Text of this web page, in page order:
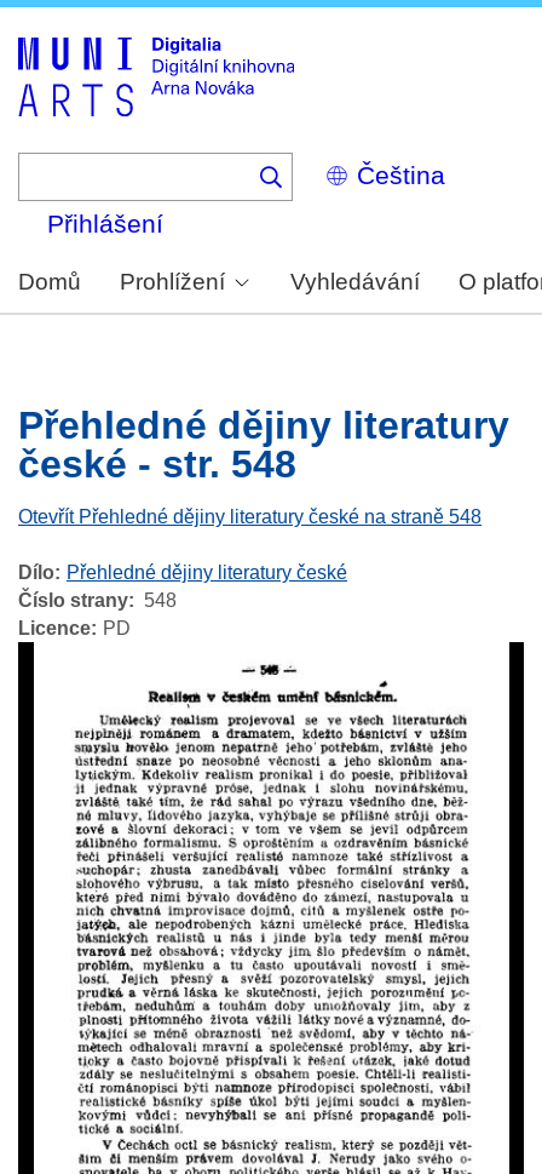
Select
your
Přihlášení
Domů Prohlížení Vyhledávání O
Přehledné dějiny literatury
české - str. 548
Otevřít Přehledné dějiny literatury české na straně 548
Dílo
Přehledné dějiny literatury české
Číslo strany
548
Licence
PD